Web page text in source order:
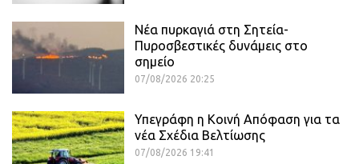
Νέα πυρκαγιά στη Σητεία-
Πυροσβεστικές δυνάμεις στο
σημείο
07/08/2026 20:25
Υπεγράφη η Κοινή Απόφαση για τα
νέα Σχέδια Βελτίωσης
07/08/2026 19:41